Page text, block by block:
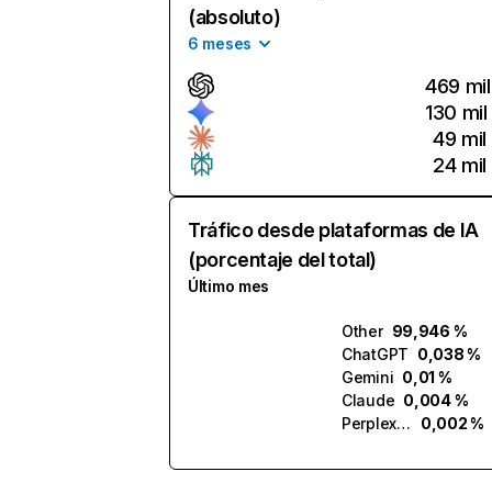
(absoluto)
6 meses
469 mil
130 mil
49 mil
24 mil
Tráfico desde plataformas de IA
(porcentaje del total)
Último mes
Other 99,946 %
ChatGPT 0,038 %
Gemini 0,01 %
Claude 0,004 %
Perplexity
0,002 %